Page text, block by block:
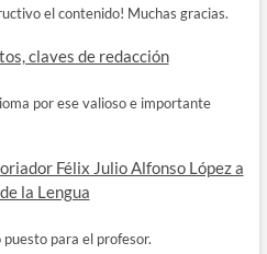
el contenido! Muchas gracias.
claves de redacción
por ese valioso e importante
Félix Julio Alfonso López a
la Lengua
para el profesor.